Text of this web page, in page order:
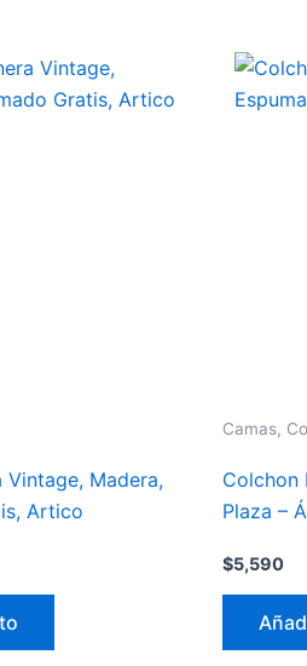
Vintage, Madera,
Artico
Camas,
Colchon
Plaza –
$5,590